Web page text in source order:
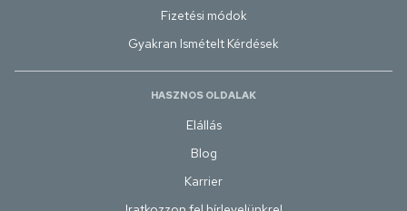
Fizetési módok
Gyakran Ismételt Kérdések
HASZNOS OLDALAK
Elállás
Blog
Karrier